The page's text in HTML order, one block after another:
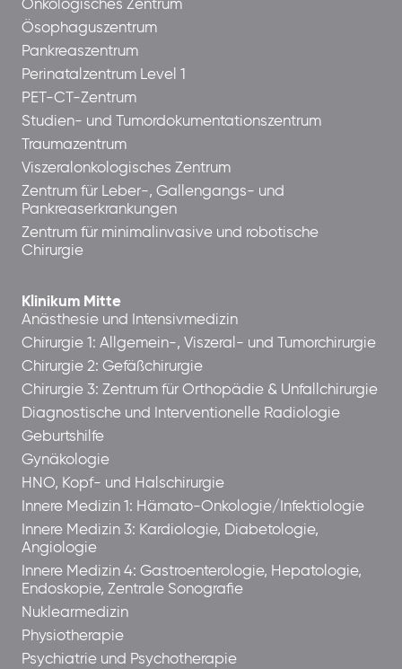
Onkologisches Zentrum
Ösophaguszentrum
Pankreaszentrum
Perinatalzentrum Level 1
PET-CT-Zentrum
Studien- und Tumordokumentationszentrum
Traumazentrum
Viszeralonkologisches Zentrum
Zentrum für Leber-, Gallengangs- und
Pankreaserkrankungen
Zentrum für minimalinvasive und robotische
Chirurgie
Klinikum Mitte
Anästhesie und Intensivmedizin
Chirurgie 1: Allgemein-, Viszeral- und Tumorchirurgie
Chirurgie 2: Gefäßchirurgie
Chirurgie 3: Zentrum für Orthopädie & Unfallchirurgie
Diagnostische und Interventionelle Radiologie
Geburtshilfe
Gynäkologie
HNO, Kopf- und Halschirurgie
Innere Medizin 1: Hämato-Onkologie/Infektiologie
Innere Medizin 3: Kardiologie, Diabetologie,
Angiologie
Innere Medizin 4: Gastroenterologie, Hepatologie,
Endoskopie, Zentrale Sonografie
Nuklearmedizin
Physiotherapie
Psychiatrie und Psychotherapie